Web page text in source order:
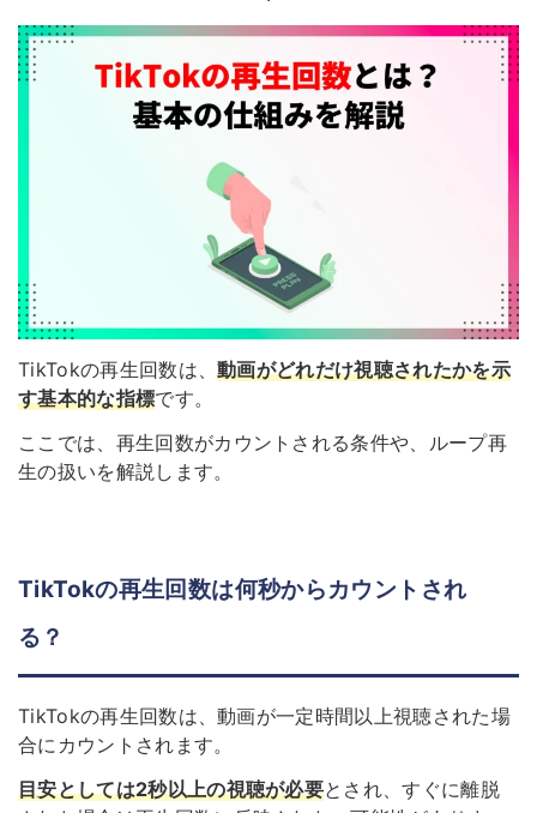
TikTokの再生回数は、動画がどれだけ視聴されたかを示
す基本的な指標です。
ここでは、再生回数がカウントされる条件や、ループ再
生の扱いを解説します。
TikTokの再生回数は何秒からカウントされ
る？
TikTokの再生回数は、動画が一定時間以上視聴された場
合にカウントされます。
目安としては2秒以上の視聴が必要とされ、すぐに離脱